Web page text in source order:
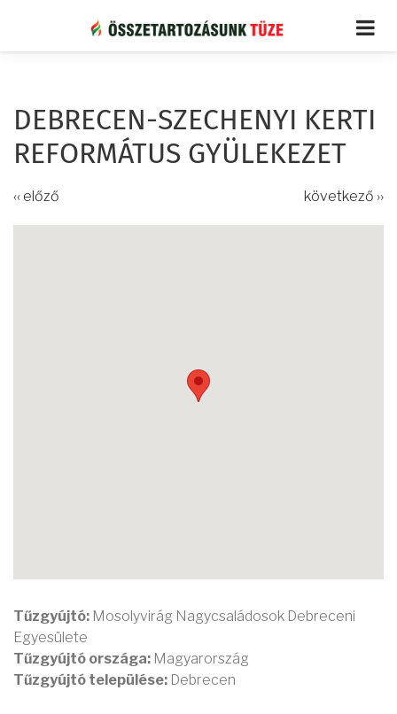
tartalomra
DEBRECEN-SZECHENYI KERTI
REFORMÁTUS GYÜLEKEZET
‹‹ előző következő ››
Tűzgyújtó: Mosolyvirág Nagycsaládosok Debreceni
Egyesülete
Tűzgyújtó országa: Magyarország
Tűzgyújtó települése: Debrecen